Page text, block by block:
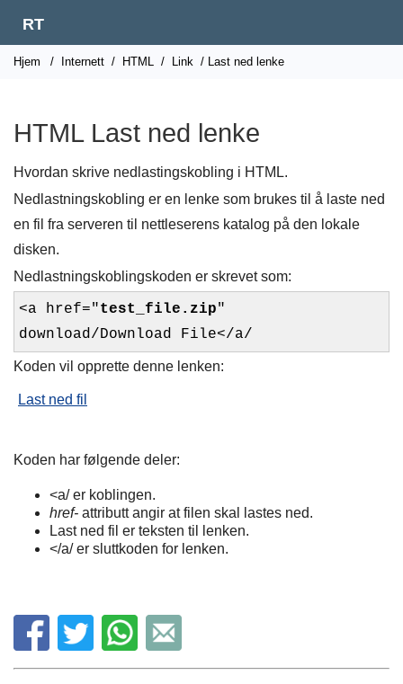
RT
Hjem / Internett / HTML / Link / Last ned lenke
HTML Last ned lenke
Hvordan skrive nedlastingskobling i HTML.
Nedlastningskobling er en lenke som brukes til å laste ned
en fil fra serveren til nettleserens katalog på den lokale
disken.
Nedlastningskoblingskoden er skrevet som:
<a href="test_file.zip"
download/Download File</a/
Koden vil opprette denne lenken:
Last ned fil
Koden har følgende deler:
<a/ er koblingen.
href- attributt angir at filen skal lastes ned.
Last ned fil er teksten til lenken.
</a/ er sluttkoden for lenken.